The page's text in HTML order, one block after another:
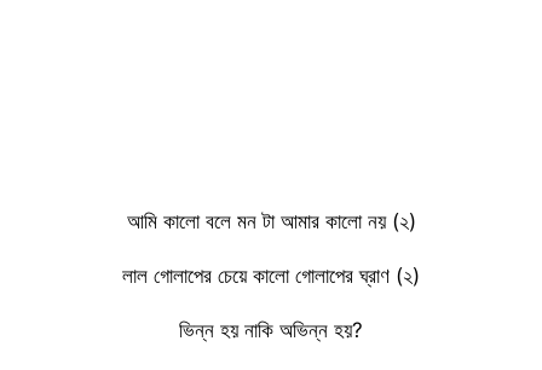
আমি কালো বলে মন টা আমার কালো নয় (২)
লাল গোলাপের চেয়ে কালো গোলাপের ঘ্রাণ (২)
ভিন্ন হয় নাকি অভিন্ন হয়?